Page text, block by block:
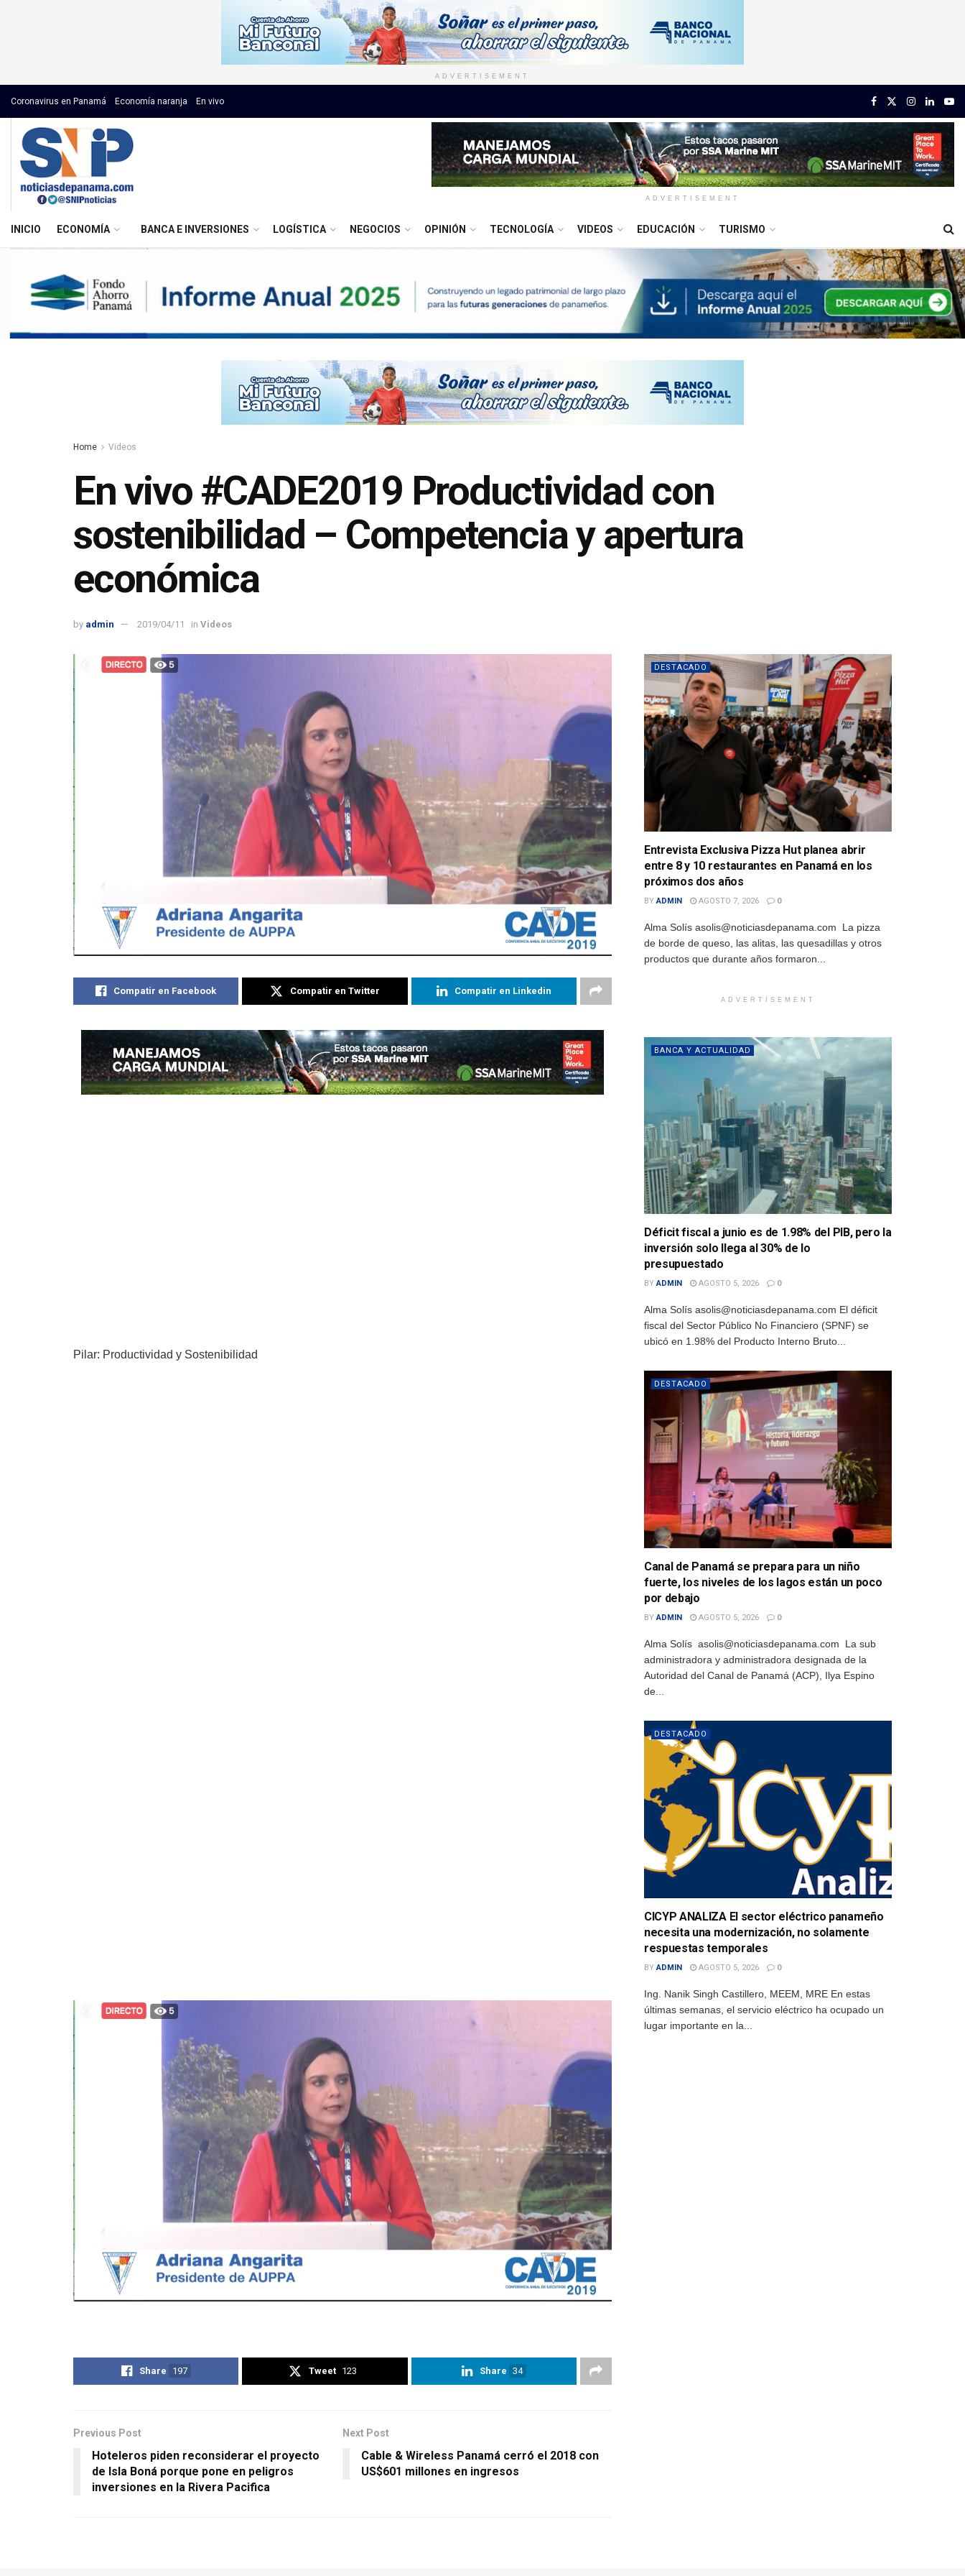
ADVERTISEMENT
Coronavirus en Panamá Economía naranja En vivo
ADVERTISEMENT
INICIO ECONOMÍA BANCA E INVERSIONES LOGÍSTICA NEGOCIOS OPINIÓN TECNOLOGÍA VIDEOS EDUCACIÓN TURISMO
Home Videos
En vivo #CADE2019 Productividad con
sostenibilidad – Competencia y apertura
económica
by admin 2019/04/11 in Videos
Compatir en Facebook Compatir en Twitter Compatir en Linkedin
Pilar: Productividad y Sostenibilidad
Share 197 Tweet 123 Share 34
Previous Post
Hoteleros piden reconsiderar el proyecto
de Isla Boná porque pone en peligros
inversiones en la Rivera Pacifica
Next Post
Cable & Wireless Panamá cerró el 2018 con
US$601 millones en ingresos
DESTACADO
Entrevista Exclusiva Pizza Hut planea abrir
entre 8 y 10 restaurantes en Panamá en los
próximos dos años
BY ADMIN AGOSTO 7, 2026 0
Alma Solís asolis@noticiasdepanama.com La pizza
de borde de queso, las alitas, las quesadillas y otros
productos que durante años formaron...
ADVERTISEMENT
BANCA Y ACTUALIDAD
Déficit fiscal a junio es de 1.98% del PIB, pero la
inversión solo llega al 30% de lo
presupuestado
BY ADMIN AGOSTO 5, 2026 0
Alma Solís asolis@noticiasdepanama.com El déficit
fiscal del Sector Público No Financiero (SPNF) se
ubicó en 1.98% del Producto Interno Bruto...
DESTACADO
Canal de Panamá se prepara para un niño
fuerte, los niveles de los lagos están un poco
por debajo
BY ADMIN AGOSTO 5, 2026 0
Alma Solís asolis@noticiasdepanama.com La sub
administradora y administradora designada de la
Autoridad del Canal de Panamá (ACP), Ilya Espino
de...
DESTACADO
CICYP ANALIZA El sector eléctrico panameño
necesita una modernización, no solamente
respuestas temporales
BY ADMIN AGOSTO 5, 2026 0
Ing. Nanik Singh Castillero, MEEM, MRE En estas
últimas semanas, el servicio eléctrico ha ocupado un
lugar importante en la...